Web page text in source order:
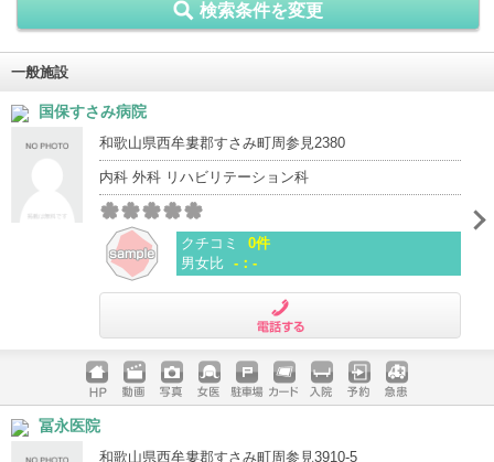
検索条件を変更
一般施設
国保すさみ病院
和歌山県西牟婁郡すさみ町周参見2380
内科 外科 リハビリテーション科
クチコミ
0件
男女比 -：-
ホームペ
ージ
動画 写真 女医 駐車場
クレジッ
入院 予約 急患
冨永医院
和歌山県西牟婁郡すさみ町周参見3910-5